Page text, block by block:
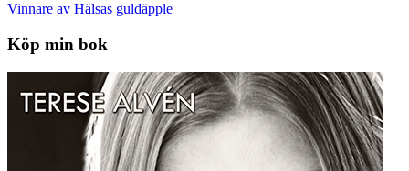
Vinnare av Hälsas guldäpple
Köp min bok